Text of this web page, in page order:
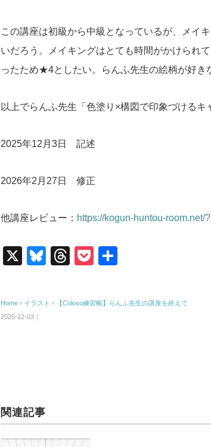
この講座は初級から中級となっているが、メイ
いだろう。メイキングはとても時間がかけられ
ったため★4としたい。らんふ先生の絵柄が好き
以上でらんふ先生「色塗り×構図で印象づけるキ
2025年12月3日 記述
2026年2月27日 修正
他講座レビュー： https://kogun-huntou-room.net/
X
Bl
sk
T
P
ck
et
Home › イラスト ›
【Coloso練習帳】らんふ先生の講座を終えて
2025-12-03｜
関連記事